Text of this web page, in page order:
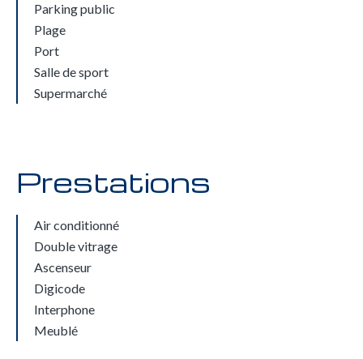
Parking public
Plage
Port
Salle de sport
Supermarché
Prestations
Air conditionné
Double vitrage
Ascenseur
Digicode
Interphone
Meublé